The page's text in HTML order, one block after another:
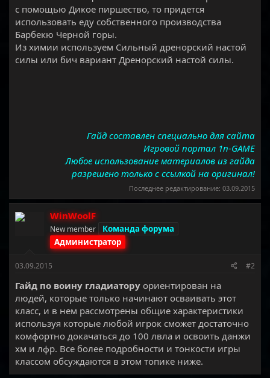
с помощью Дикое пиршество, то придется
использовать еду собственного производства
Барбекю Черной горы.
Из химии используем Сильный дренорский настой
силы или бич вариант Дренорский настой силы.
Гайд составлен специально для сайта
Игровой портал 1n-GAME
Любое использование материалов из гайда
разрешено только с ссылкой на оригинал!
Последнее редактирование: 03.09.2015
WinWoolF
New member
Команда форума
Администратор
03.09.2015 #2
Гайд по воину гладиатору ориентирован на
людей, которые только начинают осваивать этот
класс, и в нем рассмотрены общие характеристики
используя которые любой игрок сможет достаточно
комфортно докачаться до 100 лвла и освоить данжи
хм и лфр. Все более подробности и тонкости игры
классом обсуждаются в этом топике ниже.